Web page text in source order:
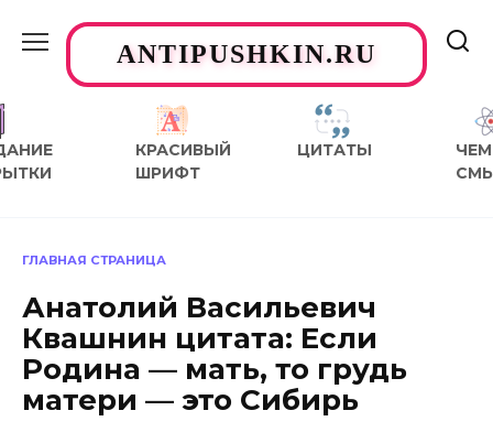
содержаниюANTIPUSHKIN.RU
КРАСИВЫЙ
ШРИФТ
ЦИТАТЫ
ЧЕМ
ГЛАВНАЯ СТРАНИЦА
Анатолий Васильевич
Квашнин цитата: Если
Родина — мать, то грудь
матери — это Сибирь